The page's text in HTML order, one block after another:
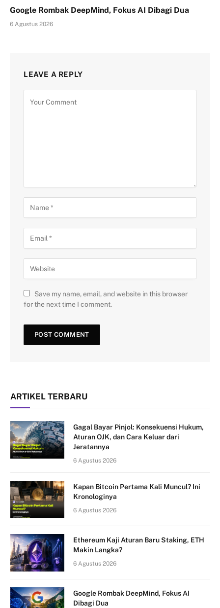
Google Rombak DeepMind, Fokus AI Dibagi Dua
6 Agustus 2026
LEAVE A REPLY
Save my name, email, and website in this browser
for the next time I comment.
ARTIKEL TERBARU
Gagal Bayar Pinjol: Konsekuensi Hukum,
Aturan OJK, dan Cara Keluar dari
Jeratannya
6 Agustus 2026
Kapan Bitcoin Pertama Kali Muncul? Ini
Kronologinya
6 Agustus 2026
Ethereum Kaji Aturan Baru Staking, ETH
Makin Langka?
6 Agustus 2026
Google Rombak DeepMind, Fokus AI
Dibagi Dua